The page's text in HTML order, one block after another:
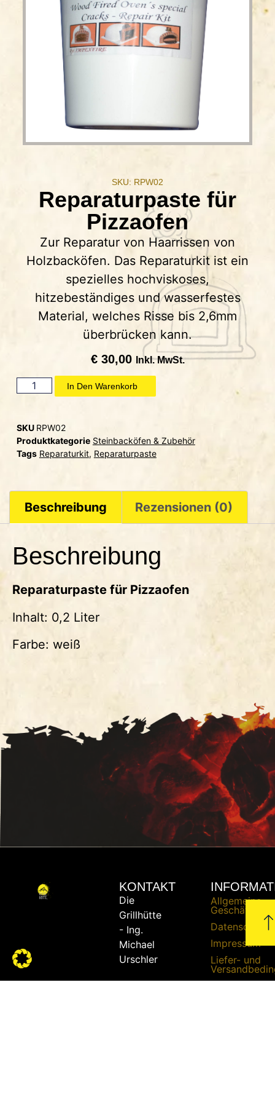
SKU: RPW02
Reparaturpaste für
Pizzaofen
Zur Reparatur von Haarrissen von
Holzbacköfen. Das Reparaturkit ist ein
spezielles hochviskoses,
hitzebeständiges und wasserfestes
Material, welches Risse bis 2,6mm
überbrücken kann.
€30,00 Inkl. MwSt.
In Den Warenkorb
SKU RPW02
Produktkategorie Steinbacköfen & Zubehör
Tags Reparaturkit, Reparaturpaste
Beschreibung Rezensionen (0)
Beschreibung
Reparaturpaste für Pizzaofen
Inhalt: 0,2 Liter
Farbe: weiß
KONTAKT
Die
Grillhütte
- Ing.
Michael
Urschler
Allgemeine
Impressum
Liefer- und